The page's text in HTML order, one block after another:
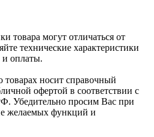
товара могут отличаться от
технические характеристики
и оплаты.
носит справочный
офертой в соответствии с
Убедительно просим Вас при
желаемых функций и